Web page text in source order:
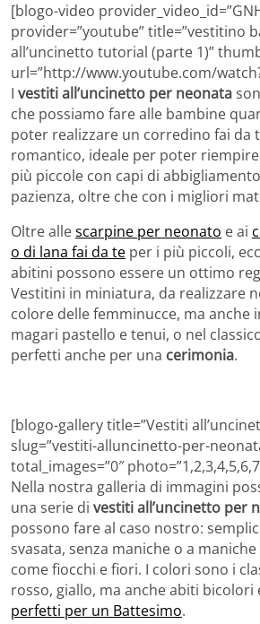
[blogo-video
provider=”youtube” title=”vestitino
all’uncinetto tutorial (parte 1)”
url=”http://www.youtube.com/
I vestiti all’uncinetto per neonata
che possiamo fare alle bambine
poter realizzare un corredino fai da
romantico, ideale per poter
più piccole con capi di
pazienza, oltre che con i migliori
Oltre allescarpine per neonato e ai
o di lana fai da te per i più piccoli,
abitini possono essere un ottimo
Vestitini in miniatura, da realizzare
colore delle femminucce, ma anche
magari pastello e tenui, o nel
perfetti anche per una cerimonia.
[blogo-gallery title=”Vestiti
slug=”vestiti-alluncinetto-per-
total_images=”0″
Nella nostra galleria di immagini
una serie di vestiti all’uncinetto per
possono fare al caso nostro:
svasata, senza maniche o a
come fiocchi e fiori. I colori sono i
rosso, giallo, ma anche abiti bicolori
perfetti per un Battesimo.